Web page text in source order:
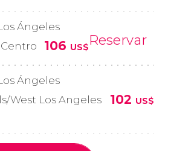
Ángeles
106 US$Reservar
Ángeles
West Los Angeles
102 US$